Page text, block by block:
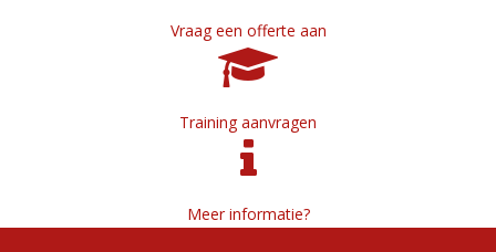
Vraag een offerte aan
Training aanvragen
Meer informatie?